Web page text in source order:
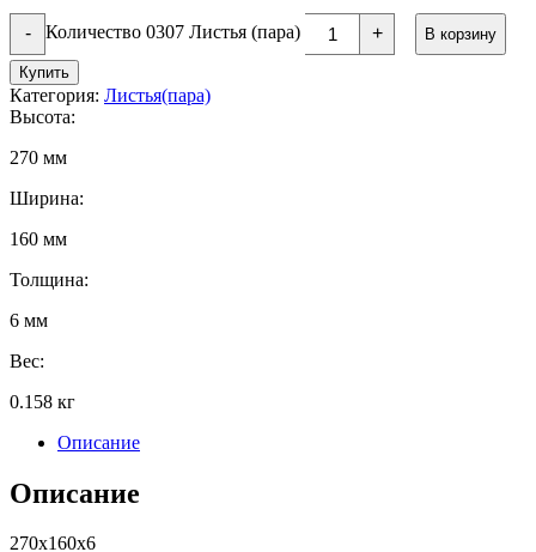
- Количество 0307 Листья (пара) + В корзину
Купить
Категория: Листья(пара)
Высота:
270 мм
Ширина:
160 мм
Толщина:
6 мм
Вес:
0.158 кг
Описание
Описание
270х160х6